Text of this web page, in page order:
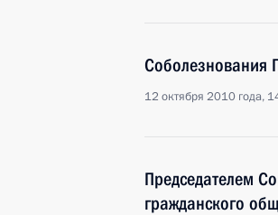
Соболезнования
12 октября 2010 года,
Председателем
гражданского